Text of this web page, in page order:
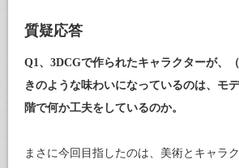
質疑応答
Q1、3DCGで作られたキャラクターが、
きのような味わいになっているのは、モ
階で何か工夫をしているのか。
まさに今回目指したのは、美術とキャラ